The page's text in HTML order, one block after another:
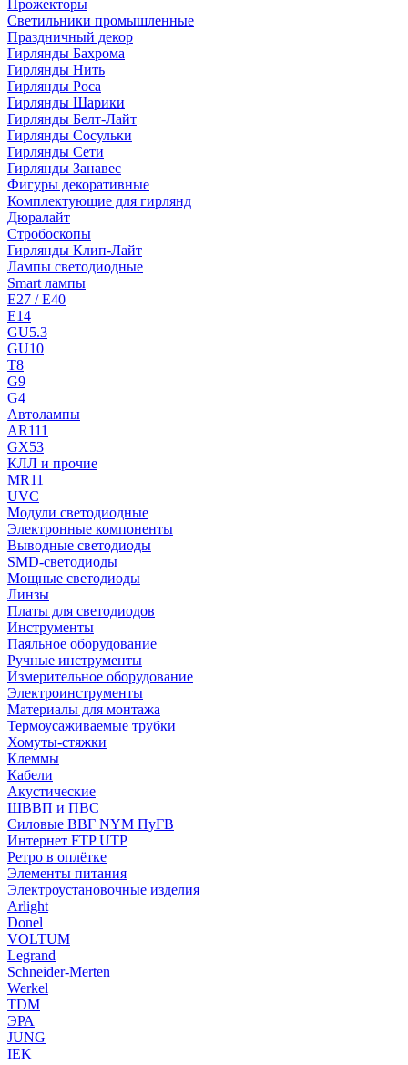
Прожекторы
Светильники промышленные
Праздничный декор
Гирлянды Бахрома
Гирлянды Нить
Гирлянды Роса
Гирлянды Шарики
Гирлянды Белт-Лайт
Гирлянды Сосульки
Гирлянды Сети
Гирлянды Занавес
Фигуры декоративные
Комплектующие для гирлянд
Дюралайт
Стробоскопы
Гирлянды Клип-Лайт
Лампы светодиодные
Smart лампы
E27 / E40
E14
GU5.3
GU10
T8
G9
G4
Автолампы
AR111
GX53
КЛЛ и прочие
MR11
UVC
Модули светодиодные
Электронные компоненты
Выводные светодиоды
SMD-светодиоды
Мощные светодиоды
Линзы
Платы для светодиодов
Инструменты
Паяльное оборудование
Ручные инструменты
Измерительное оборудование
Электроинструменты
Материалы для монтажа
Термоусаживаемые трубки
Хомуты-стяжки
Клеммы
Кабели
Акустические
ШВВП и ПВС
Силовые ВВГ NYM ПуГВ
Интернет FTP UTP
Ретро в оплётке
Элементы питания
Электроустановочные изделия
Arlight
Donel
VOLTUM
Legrand
Schneider-Merten
Werkel
TDM
ЭРА
JUNG
IEK